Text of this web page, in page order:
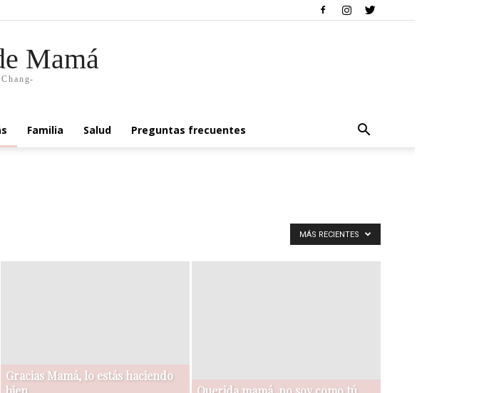
Mamá
Familia Salud Preguntas frecuentes
Mamá ejecutiva
Matrimonio
MÁS RECIENTES
Gracias Mamá, lo estás haciendo